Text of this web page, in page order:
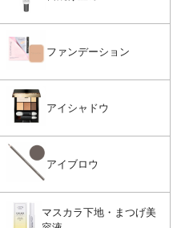
ファンデーション
アイシャドウ
アイブロウ
マスカラ下地・まつげ美